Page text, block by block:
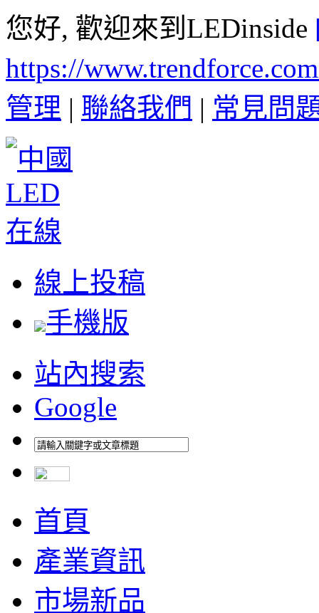
您好, 歡迎來到LEDinside
https://
管理 | 聯絡我們 | 常見問
線上投稿
手機版
站內搜索
Google
首頁
產業資訊
市場新品